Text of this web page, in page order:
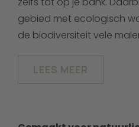
gebied met ecologisch
de biodiversiteit vele
LEES MEER